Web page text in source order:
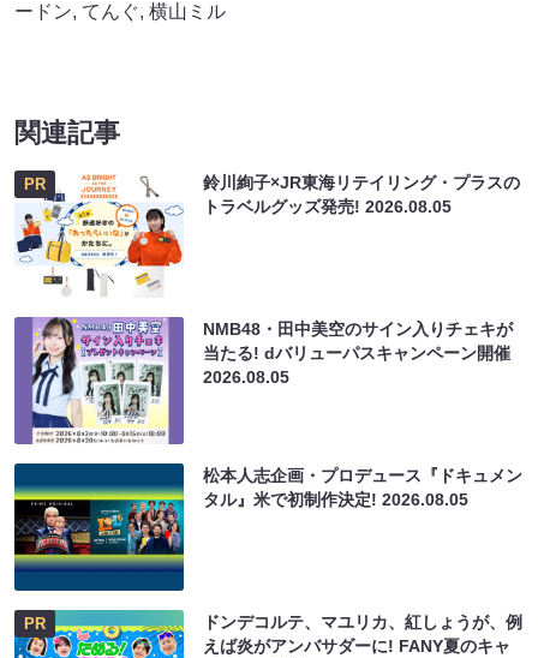
ードン, てんぐ, 横山ミル
関連記事
PR
鈴川絢子×JR東海リテイリング・プラスの
トラベルグッズ発売!2026.08.05
NMB48・田中美空のサイン入りチェキが
当たる! dバリューパスキャンペーン開催
2026.08.05
松本人志企画・プロデュース『ドキュメン
タル』米で初制作決定!2026.08.05
PR
ドンデコルテ、マユリカ、紅しょうが、例
えば炎がアンバサダーに! FANY夏のキャ